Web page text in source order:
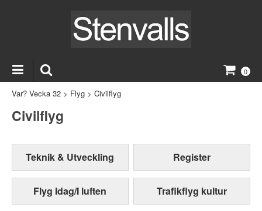
0
Var? Vecka 32 > Flyg > Civilflyg
Civilflyg
Teknik & Utveckling Register
Flyg Idag/I luften Trafikflyg kultur